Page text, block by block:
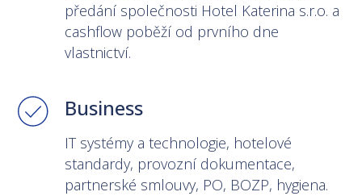
předání společnosti Hotel Katerina s.r.o. a
cashflow poběží od prvního dne
vlastnictví.
Business
IT systémy a technologie, hotelové
standardy, provozní dokumentace,
partnerské smlouvy, PO, BOZP, hygiena.